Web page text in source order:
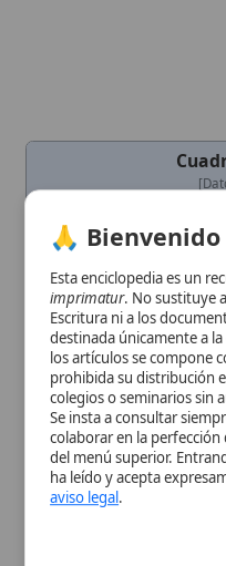
Lugar de
Fecha de 1153-08-
Nacionalidad
Francés
Sexo
Masculino
Lugar de
Fundación
Valle de
Langres,
Canonización
18 de
Edad al Morir
63
Fecha de
Declaración
Doctor de la
Iglesia
1830
prohibida su distribución en
Se insta a consultar siempre
colaborar en la perfección de
del menú superior. Entrando
aviso legal